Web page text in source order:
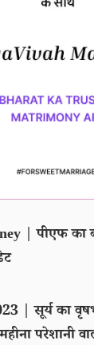
| पीएफ का
| सूर्य का
परेशानी